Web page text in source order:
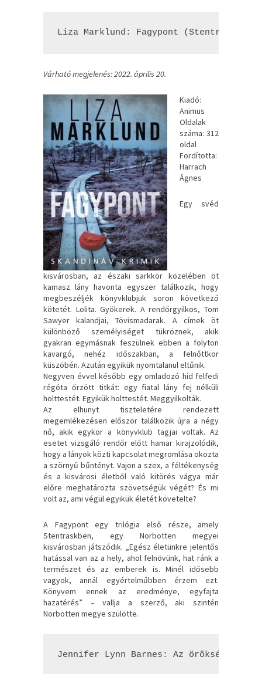
Liza Marklund: Fagypont (Stenträsk 1.)
Várható megjelenés: 2022. április 20.
Kiadó:
Animus
Oldalak
száma: 312
oldal
Fordította:
Harrach
Ágnes
Egy ​svéd
kisvárosban, az északi sarkkör közelében öt
kamasz lány havonta egyszer találkozik, hogy
megbeszéljék könyvklubjuk soron következő
kötetét. Lolita. Gyökerek. A rendőrgyilkos, Tom
Sawyer kalandjai, Tövismadarak. A címek öt
különböző személyiséget tükröznek, akik
gyakran egymásnak feszülnek ebben a folyton
kavargó, nehéz időszakban, a felnőttkor
küszöbén. Azután egyikük nyomtalanul eltűnik.
Negyven évvel később egy omladozó híd felfedi
régóta őrzött titkát: egy fiatal lány fej nélküli
holttestét. Egyikük holttestét. Meggyilkolták.
Az elhunyt tiszteletére rendezett
megemlékezésen először találkozik újra a négy
nő, akik egykor a könyvklub tagjai voltak. Az
esetet vizsgáló rendőr előtt hamar kirajzolódik,
hogy a lányok közti kapcsolat megromlása okozta
a szörnyű bűntényt. Vajon a szex, a féltékenység
és a kisvárosi életből való kitörés vágya már
előre meghatározta szövetségük végét? És mi
volt az, ami végül egyikük életét követelte?
A Fagypont egy trilógia első része, amely
Stenträskben, egy Norbotten megyei
kisvárosban játszódik. „Egész életünkre jelentős
hatással van az a hely, ahol felnövünk, hat ránk a
természet és az emberek is. Minél idősebb
vagyok, annál egyértelműbben érzem ezt.
Könyvem ennek az eredménye, egyfajta
hazatérés” – vallja a szerző, aki szintén
Norbotten megye szülötte.
Jennifer Lynn Barnes: Az ​örökség ára